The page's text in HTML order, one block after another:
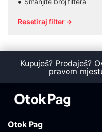
Smanjite broj filtera
Resetiraj filter →
Kupuješ? Prodaješ?
pravom
Otok Pag